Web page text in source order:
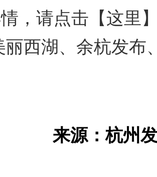
，请点击 【这里
丽西湖、余杭发布
来源：杭